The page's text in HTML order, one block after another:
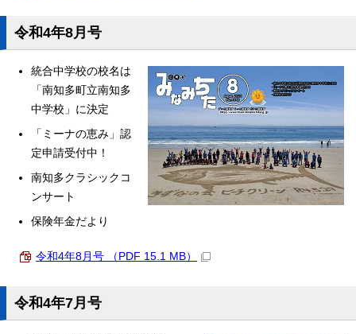
令和4年8月号
統合中学校の校名は
「南知多町立南知多
中学校」に決定
「ミーナの恵み」認
定申請受付中！
南知多クラシックコ
ンサート
保険年金だより
令和4年8月号 （PDF 15.1 MB）
令和4年7月号